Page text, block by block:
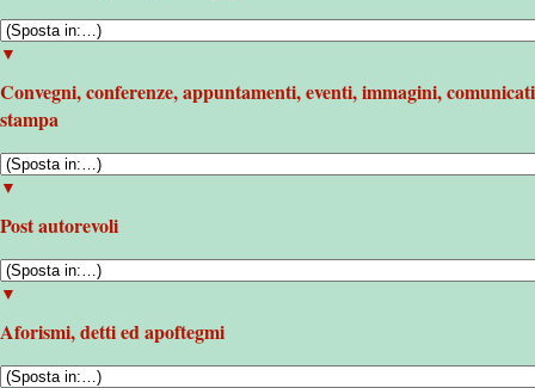
▼
Convegni, conferenze, appuntamenti, eventi, immagini, comunicati
stampa
▼
Post autorevoli
▼
Aforismi, detti ed apoftegmi